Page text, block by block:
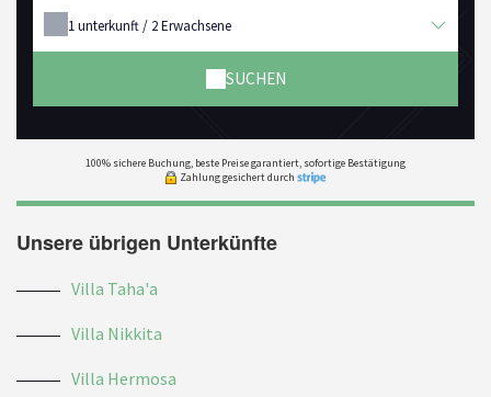
1unterkunft / 2Erwachsene
SUCHEN
100% sichere Buchung, beste Preise garantiert, sofortige Bestätigung
Zahlung gesichert durch
Unsere übrigen Unterkünfte
Villa Taha'a
Villa Nikkita
Villa Hermosa